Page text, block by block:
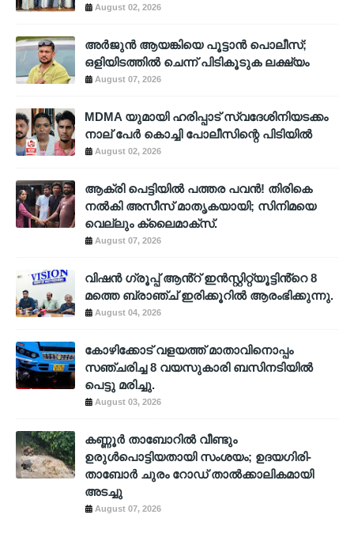
August 02, 2026
അര്‍ജുന്‍ ആയങ്കിയെ പൂട്ടാന്‍ പൊലീസ്;
ഒളിയിടത്തില്‍ ചെന്ന് പിടികൂടുക ലക്ഷ്യം
August 07, 2026
MDMA യുമായി ഹരിപ്പാട് സ്വദേശിനിയടക്കം
നാല് പേർ കൊച്ചി പോലീസിന്റെ പിടിയിൽ
August 02, 2026
ആക്രി പെട്ടിയിൽ പത്തര പവൻ! തിരികെ
നൽകി അസീസ് മാതൃകയായി; സിനിമയെ
വെല്ലും ക്ലൈമാക്സ്.
August 07, 2026
വിഷൻ ഗ്രൂപ്പ് ആൻ്റ് ഇൻസ്റ്റിറ്റ്യൂട്ടിൻ്റെ 8
മത്തെ ബ്രാഞ്ച് ഇരിക്കൂറിൽ ആരംഭിക്കുന്നു.
August 04, 2026
കോഴിക്കോട് വളയത്ത് മാതാവിനൊപ്പം
സഞ്ചരിച്ച 8 വയസുകാരി ബസിനടിയിൽ
പെട്ടു മരിച്ചു.
August 03, 2026
കണ്ണൂർ താബോറിൽ വീണ്ടും
ഉരുൾപൊട്ടിയതായി സംശയം; ഉദയഗിരി-
താബോർ ചുരം റോഡ് താൽക്കാലികമായി
അടച്ചു
August 07, 2026